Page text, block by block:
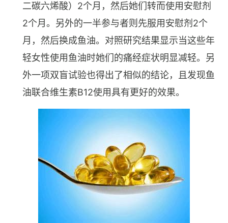
二碳六烯酸）2个月，然后她们转而使用安慰剂
2个月。另外的一半参与者则先服用安慰剂2个
月，然后换成鱼油。对照研究结果显示当这些年
轻女性使用鱼油时她们的痛经症状明显减轻。另
外一项双盲试验也得出了相似的结论，且发现鱼
油联合维生素B12使用具有更好的效果。